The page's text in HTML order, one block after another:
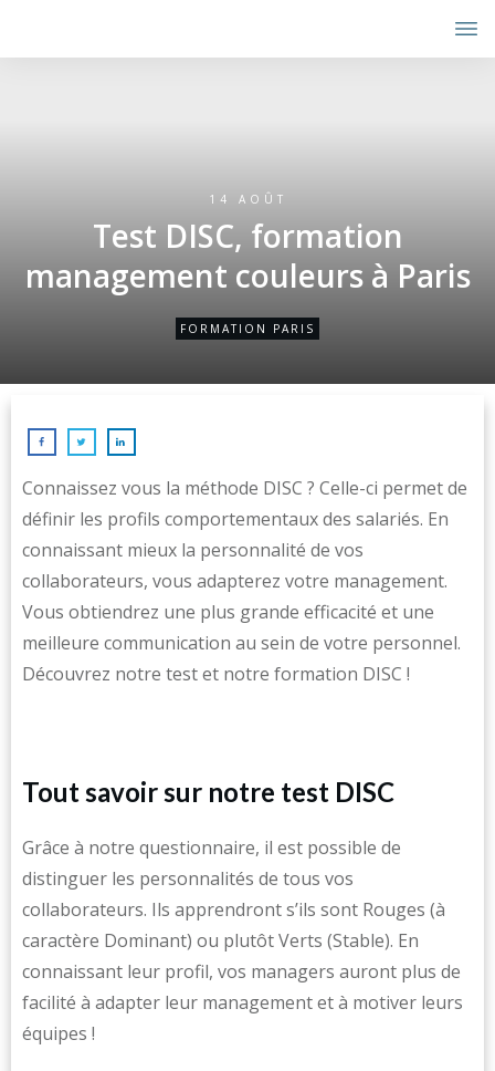
14 AOÛT
Test DISC, formation
management couleurs à Paris
FORMATION PARIS
Connaissez vous la méthode DISC ? Celle-ci permet de
définir les profils comportementaux des salariés. En
connaissant mieux la personnalité de vos
collaborateurs, vous adapterez votre management.
Vous obtiendrez une plus grande efficacité et une
meilleure communication au sein de votre personnel.
Découvrez notre test et notre formation DISC !
Tout savoir sur notre test DISC
Grâce à notre questionnaire, il est possible de
distinguer les personnalités de tous vos
collaborateurs. Ils apprendront s’ils sont Rouges (à
caractère Dominant) ou plutôt Verts (Stable). En
connaissant leur profil, vos managers auront plus de
facilité à adapter leur management et à motiver leurs
équipes !